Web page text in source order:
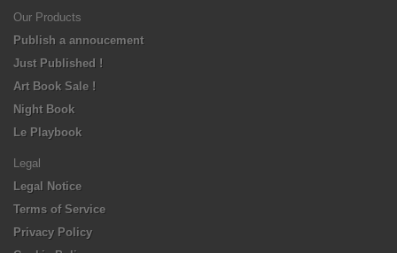
Our Products
Publish a annoucement
Just Published !
Art Book Sale !
Night Book
Le Playbook
Legal
Legal Notice
Terms of Service
Privacy Policy